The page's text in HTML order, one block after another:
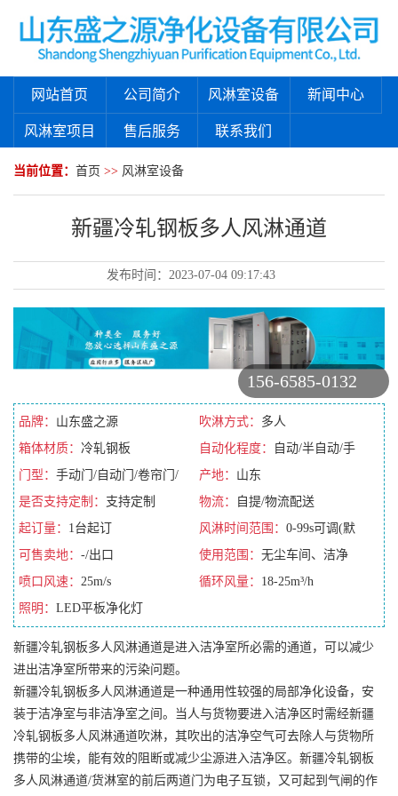
网站首页 公司简介 风淋室设备 新闻中心
风淋室项目 售后服务 联系我们
当前位置： 首页 >> 风淋室设备
新疆冷轧钢板多人风淋通道
发布时间： 2023-07-04 09:17:43
品牌： 山东盛之源 吹淋方式： 多人
箱体材质： 冷轧钢板 自动化程度：
自动/半自动/手
动/全自动
门型： 手动门/自动门/卷帘门/
平移门
产地： 山东
是否支持定制： 支持定制 物流：
自提/物流配送
起订量： 1台起订 风淋时间范围： 0-99s可调(默
认10s)
可售卖地： -/出口 使用范围： 无尘车间、洁净
室、净化车间、食品厂、医院
喷口风速： 25m/s 循环风量： 18-25m³/h
照明： LED平板净化灯
新疆冷轧钢板多人风淋通道是进入洁净室所必需的通道，可以减少
进出洁净室所带来的污染问题。
新疆冷轧钢板多人风淋通道是一种通用性较强的局部净化设备，安
装于洁净室与非洁净室之间。当人与货物要进入洁净区时需经新疆
冷轧钢板多人风淋通道吹淋，其吹出的洁净空气可去除人与货物所
携带的尘埃，能有效的阻断或减少尘源进入洁净区。新疆冷轧钢板
多人风淋通道/货淋室的前后两道门为电子互锁，又可起到气闸的作
156-6585-0132